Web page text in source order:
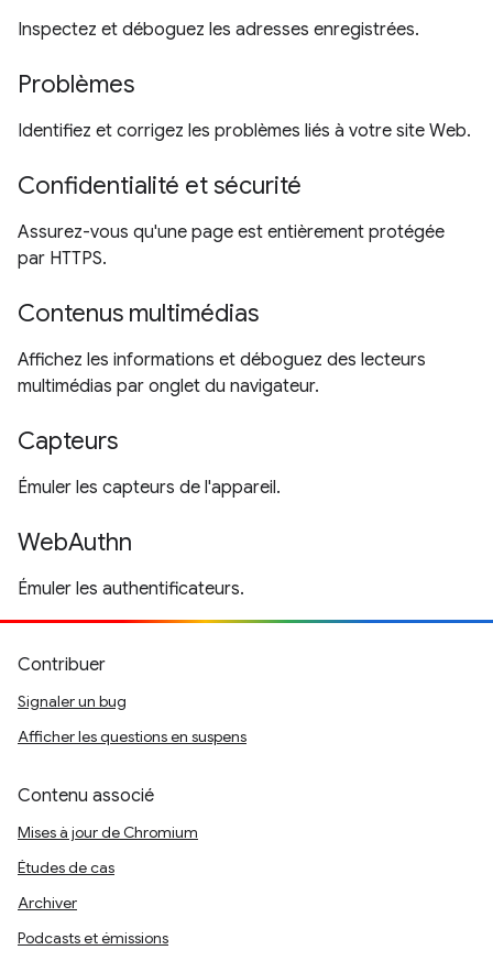
Inspectez et déboguez les adresses enregistrées.
Problèmes
Identifiez et corrigez les problèmes liés à votre site Web.
Confidentialité et sécurité
Assurez-vous qu'une page est entièrement protégée
par HTTPS.
Contenus multimédias
Affichez les informations et déboguez des lecteurs
multimédias par onglet du navigateur.
Capteurs
Émuler les capteurs de l'appareil.
WebAuthn
Émuler les authentificateurs.
Contribuer
Signaler un bug
Afficher les questions en suspens
Contenu associé
Mises à jour de Chromium
Études de cas
Archiver
Podcasts et émissions